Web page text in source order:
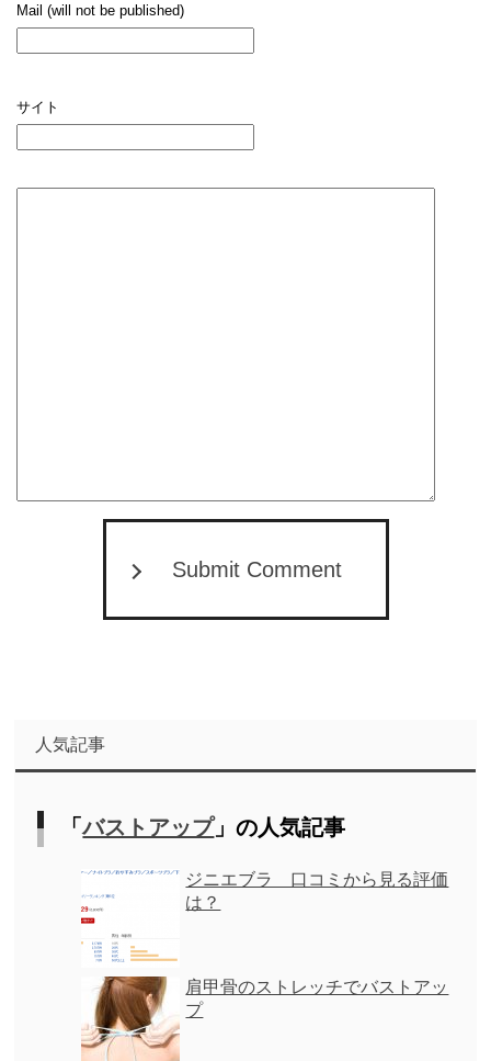
Mail (will not be published)
サイト
Submit Comment
人気記事
「バストアップ」の人気記事
ジニエブラ 口コミから見る評価
は？
肩甲骨のストレッチでバストアッ
プ